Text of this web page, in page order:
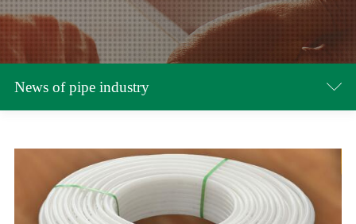
News of pipe industry